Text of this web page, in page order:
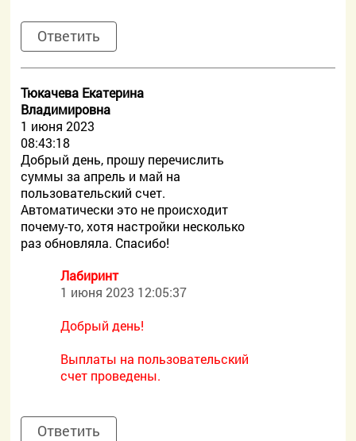
Ответить
Тюкачева Екатерина
Владимировна
1 июня 2023
08:43:18
Добрый день, прошу перечислить
суммы за апрель и май на
пользовательский счет.
Автоматически это не происходит
почему-то, хотя настройки несколько
раз обновляла. Спасибо!
Лабиринт
1 июня 2023 12:05:37
Добрый день!
Выплаты на пользовательский
счет проведены.
Ответить